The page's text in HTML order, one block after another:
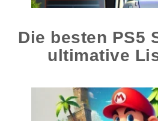
Die besten PS5
ultimative